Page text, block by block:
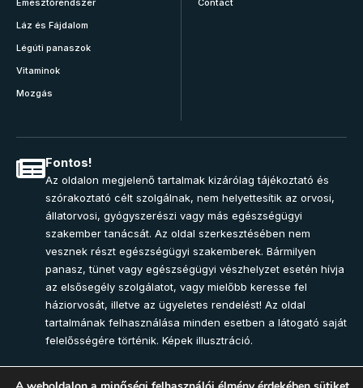
Emésztőrendszer
Láz és Fájdalom
Légúti panaszok
Vitaminok
Mozgás
Contact
Fontos!
Az oldalon megjelenő tartalmak kizárólag tájékoztató és
szórakoztató célt szolgálnak, nem helyettesítik az orvosi,
állatorvosi, gyógyszerészi vagy más egészségügyi
szakember tanácsát. Az oldal szerkesztésében nem
vesznek részt egészségügyi szakemberek. Bármilyen
panasz, tünet vagy egészségügyi vészhelyzet esetén hívja
az elsősegély szolgálatot, vagy mielőbb keresse fel
háziorvosát, illetve az ügyeletes rendelést! Az oldal
tartalmának felhasználása minden esetben a látogató saját
felelősségére történik. Képek illusztráció.